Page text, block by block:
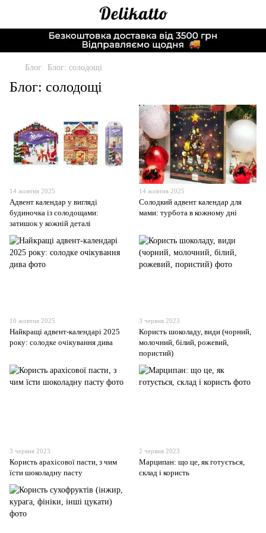
Блог Блог: солодощі
Блог: солодощі
14 жовтня 2025
Адвент календар у вигляді
будиночка із солодощами:
затишок у кожній деталі
14 жовтня 2025
Солодкий адвент календар для
мами: турбота в кожному дні
10 жовтня 2025
Найкращі адвент-календарі 2025
року: солодке очікування дива
3 червня 2023
Користь шоколаду, види (чорний,
молочний, білий, рожевий,
пористий)
3 червня 2023
Користь арахісової пасти, з чим
їсти шоколадну пасту
2 червня 2023
Марципан: що це, як готується,
склад і користь